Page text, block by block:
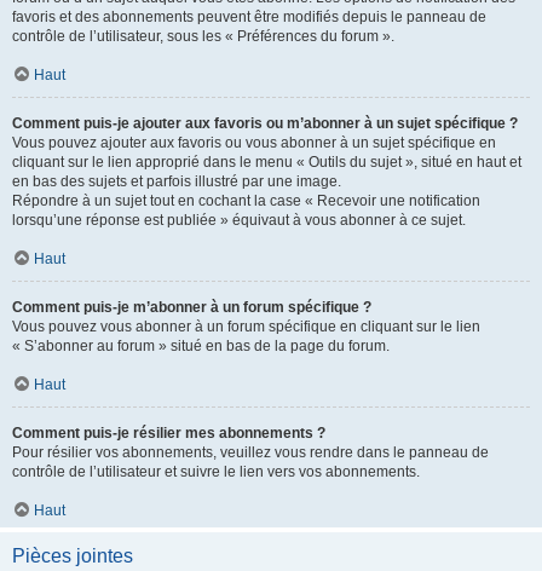
favoris et des abonnements peuvent être modifiés depuis le panneau de
contrôle de l’utilisateur, sous les « Préférences du forum ».
Haut
Comment puis-je ajouter aux favoris ou m’abonner à un sujet spécifique ?
Vous pouvez ajouter aux favoris ou vous abonner à un sujet spécifique en
cliquant sur le lien approprié dans le menu « Outils du sujet », situé en haut et
en bas des sujets et parfois illustré par une image.
Répondre à un sujet tout en cochant la case « Recevoir une notification
lorsqu’une réponse est publiée » équivaut à vous abonner à ce sujet.
Haut
Comment puis-je m’abonner à un forum spécifique ?
Vous pouvez vous abonner à un forum spécifique en cliquant sur le lien
« S’abonner au forum » situé en bas de la page du forum.
Haut
Comment puis-je résilier mes abonnements ?
Pour résilier vos abonnements, veuillez vous rendre dans le panneau de
contrôle de l’utilisateur et suivre le lien vers vos abonnements.
Haut
Pièces jointes